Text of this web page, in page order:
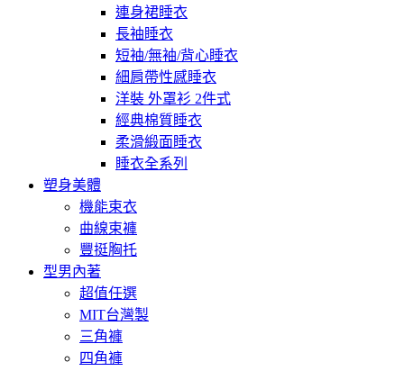
連身裙睡衣
長袖睡衣
短袖/無袖/背心睡衣
細肩帶性感睡衣
洋裝 外罩衫 2件式
經典棉質睡衣
柔滑緞面睡衣
睡衣全系列
塑身美體
機能束衣
曲線束褲
豐挺胸托
型男內著
超值任選
MIT台灣製
三角褲
四角褲